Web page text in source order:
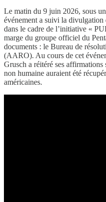
Le matin du 9 juin 2026, sous
événement a suivi la
dans le cadre de l’initiative «
marge du groupe officiel du
documents : le Bureau de
(AARO). Au cours de cet
Grusch a réitéré ses affirmations
non humaine auraient été
américaines.